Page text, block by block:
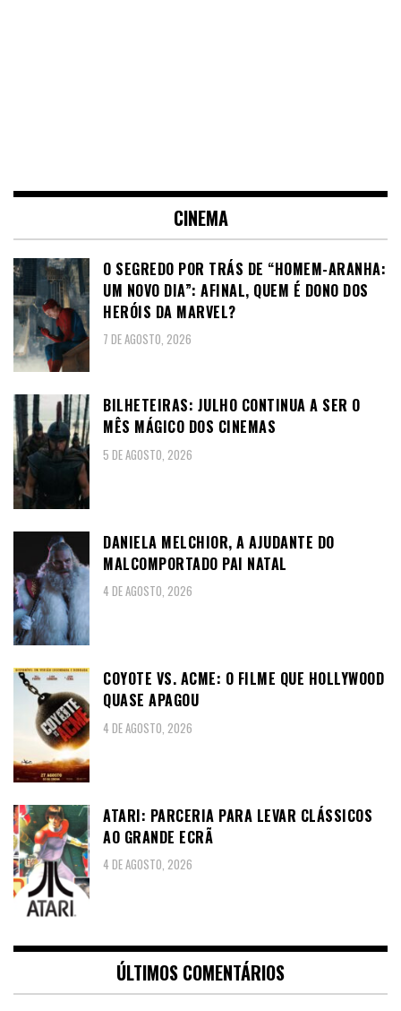
CINEMA
O SEGREDO POR TRÁS DE “HOMEM-ARANHA:
UM NOVO DIA”: AFINAL, QUEM É DONO DOS
HERÓIS DA MARVEL?
7 DE AGOSTO, 2026
BILHETEIRAS: JULHO CONTINUA A SER O
MÊS MÁGICO DOS CINEMAS
5 DE AGOSTO, 2026
DANIELA MELCHIOR, A AJUDANTE DO
MALCOMPORTADO PAI NATAL
4 DE AGOSTO, 2026
COYOTE VS. ACME: O FILME QUE HOLLYWOOD
QUASE APAGOU
4 DE AGOSTO, 2026
ATARI: PARCERIA PARA LEVAR CLÁSSICOS
AO GRANDE ECRÃ
4 DE AGOSTO, 2026
ÚLTIMOS COMENTÁRIOS